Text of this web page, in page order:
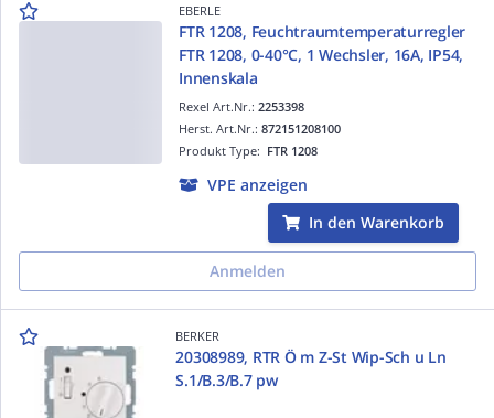
EBERLE
FTR 1208, Feuchtraumtemperaturregler
FTR 1208, 0-40°C, 1 Wechsler, 16A, IP54,
Innenskala
Rexel Art.Nr.: 2253398
Produkt Type: FTR 1208
Herst. Art.Nr.: 872151208100
VPE anzeigen
In den Warenkorb
Anmelden
BERKER
20308989, RTR Ö m Z-St Wip-Sch u Ln
S.1/B.3/B.7 pw